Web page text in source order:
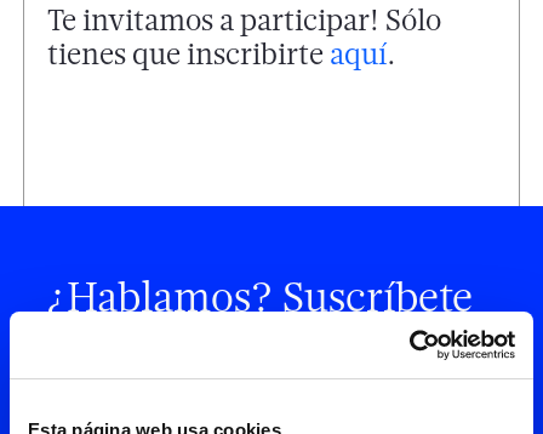
Esta página web usa cookies
Te invitamos a participar! Sólo
tienes que inscribirte aquí.
¿Hablamos? Suscríbete
a nuestra newsletter y
recibe periódicamente